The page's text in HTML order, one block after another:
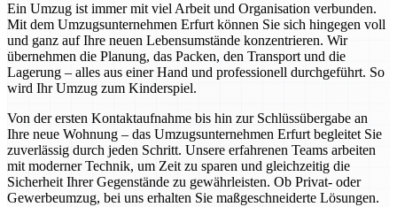
Ein Umzug ist immer mit viel Arbeit und Organisation verbunden.
Mit dem Umzugsunternehmen Erfurt können Sie sich hingegen voll
und ganz auf Ihre neuen Lebensumstände konzentrieren. Wir
übernehmen die Planung, das Packen, den Transport und die
Lagerung – alles aus einer Hand und professionell durchgeführt. So
wird Ihr Umzug zum Kinderspiel.
Von der ersten Kontaktaufnahme bis hin zur Schlüssübergabe an
Ihre neue Wohnung – das Umzugsunternehmen Erfurt begleitet Sie
zuverlässig durch jeden Schritt. Unsere erfahrenen Teams arbeiten
mit moderner Technik, um Zeit zu sparen und gleichzeitig die
Sicherheit Ihrer Gegenstände zu gewährleisten. Ob Privat- oder
Gewerbeumzug, bei uns erhalten Sie maßgeschneiderte Lösungen.